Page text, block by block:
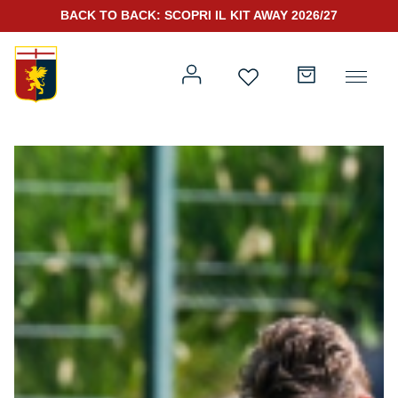
Prima squadra
Prima squadra
Genoa for Special
Kit Gara 2026/27
Training
Rappresentanza
Kit Gara 25/26
BACK TO BACK: SCOPRI IL KIT AWAY 2026/27